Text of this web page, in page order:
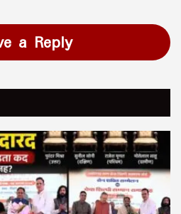
a Reply